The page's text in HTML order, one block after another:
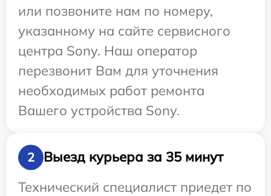
или позвоните нам по номеру,
указанному на сайте сервисного
центра Sony. Наш оператор
перезвонит Вам для уточнения
необходимых работ ремонта
Вашего устройства Sony.
2
Выезд курьера за 35 минут
Технический специалист приедет по